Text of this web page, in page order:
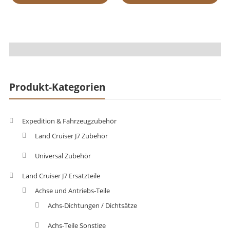
Produkt-Kategorien
Expedition & Fahrzeugzubehör
Land Cruiser J7 Zubehör
Universal Zubehör
Land Cruiser J7 Ersatzteile
Achse und Antriebs-Teile
Achs-Dichtungen / Dichtsätze
Achs-Teile Sonstige